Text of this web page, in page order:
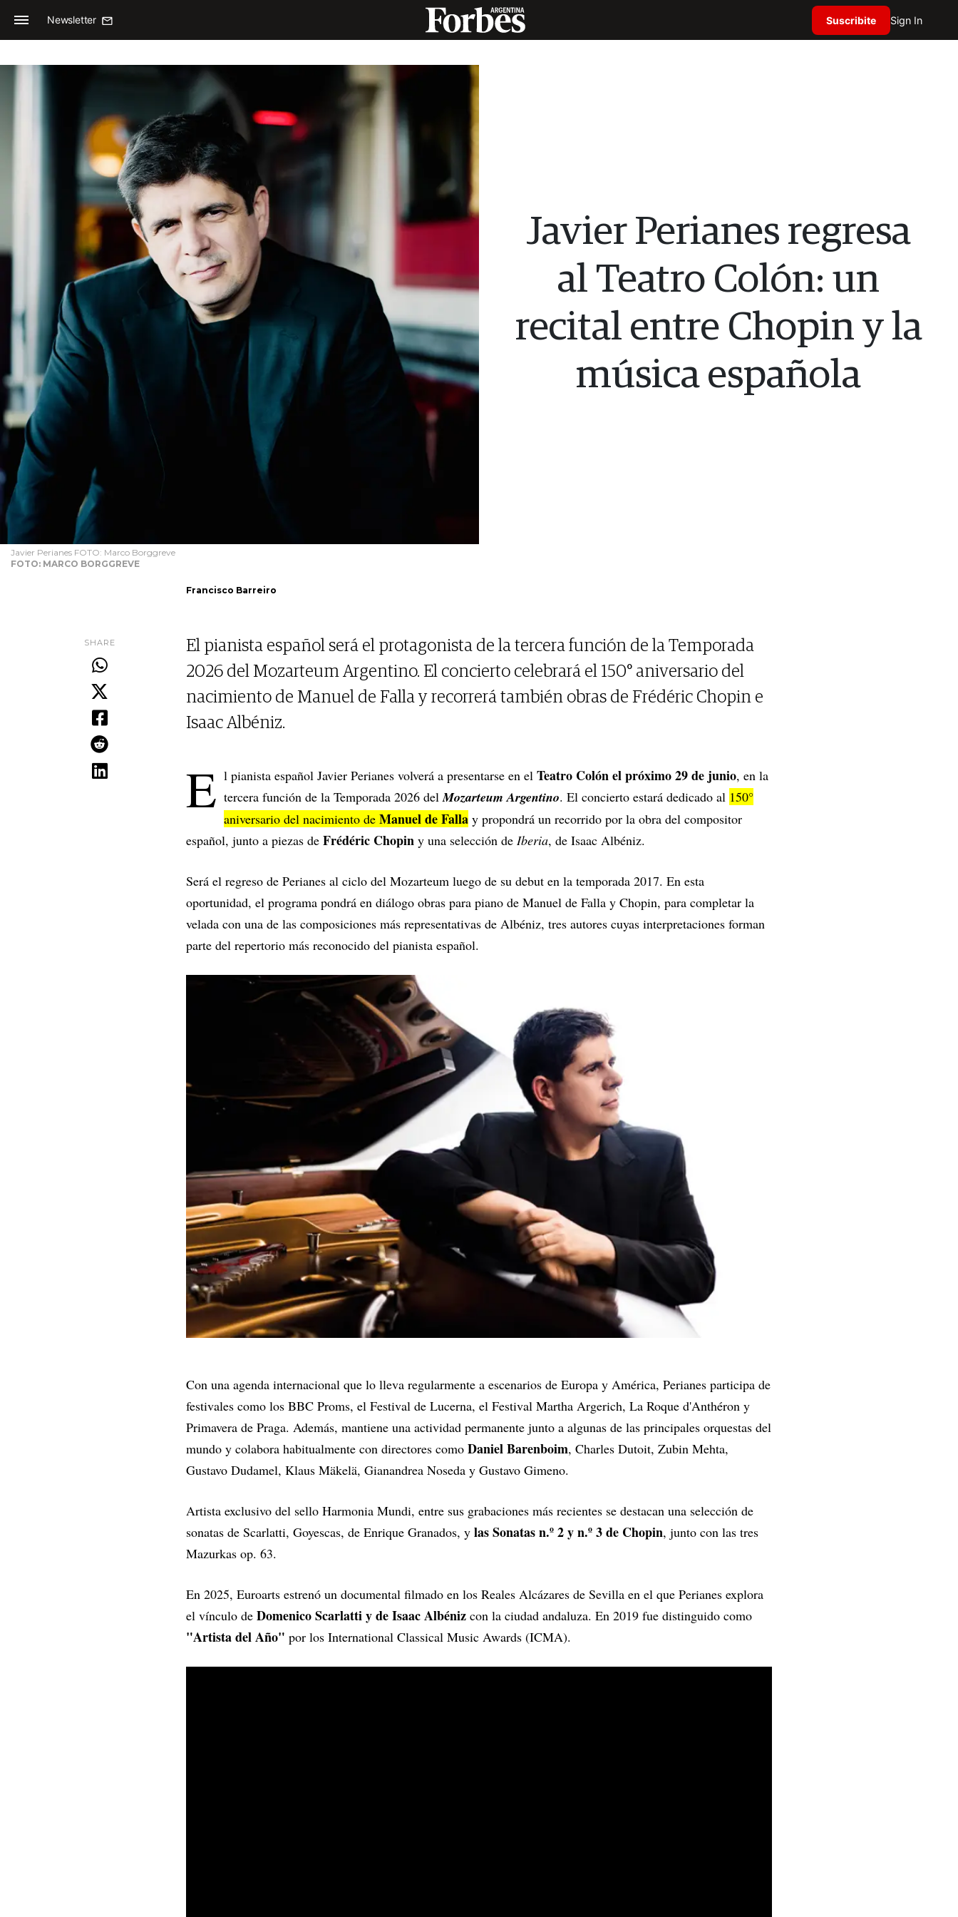
Newsletter Suscribite Sign In
Javier Perianes regresa
al Teatro Colón: un
recital entre Chopin y la
música española
Javier Perianes FOTO: Marco Borggreve
FOTO: MARCO BORGGREVE
Francisco Barreiro
SHARE
El pianista español será el protagonista de la tercera función de la Temporada
2026 del Mozarteum Argentino. El concierto celebrará el 150° aniversario del
nacimiento de Manuel de Falla y recorrerá también obras de Frédéric Chopin e
Isaac Albéniz.
E l pianista español Javier Perianes volverá a presentarse en el Teatro Colón el próximo 29 de junio, en la
tercera función de la Temporada 2026 delMozarteum Argentino. El concierto estará dedicado al 150°
aniversario del nacimiento de Manuel de Falla y propondrá un recorrido por la obra del compositor
español, junto a piezas de Frédéric Chopin y una selección de Iberia, de Isaac Albéniz.
Será el regreso de Perianes al ciclo del Mozarteum luego de su debut en la temporada 2017. En esta
oportunidad, el programa pondrá en diálogo obras para piano de Manuel de Falla y Chopin, para completar la
velada con una de las composiciones más representativas de Albéniz, tres autores cuyas interpretaciones forman
parte del repertorio más reconocido del pianista español.
Con una agenda internacional que lo lleva regularmente a escenarios de Europa y América, Perianes participa de
festivales como los BBC Proms, el Festival de Lucerna, el Festival Martha Argerich, La Roque d'Anthéron y
Primavera de Praga. Además, mantiene una actividad permanente junto a algunas de las principales orquestas del
mundo y colabora habitualmente con directores como Daniel Barenboim, Charles Dutoit, Zubin Mehta,
Gustavo Dudamel, Klaus Mäkelä, Gianandrea Noseda y Gustavo Gimeno.
Artista exclusivo del sello Harmonia Mundi, entre sus grabaciones más recientes se destacan una selección de
sonatas de Scarlatti, Goyescas, de Enrique Granados, y las Sonatas n.º 2 y n.º 3 de Chopin, junto con las tres
Mazurkas op. 63.
En 2025, Euroarts estrenó un documental filmado en los Reales Alcázares de Sevilla en el que Perianes explora
el vínculo de Domenico Scarlatti y de Isaac Albéniz con la ciudad andaluza. En 2019 fue distinguido como
"Artista del Año" por los International Classical Music Awards (ICMA).